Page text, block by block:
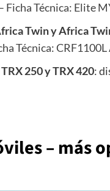
Ficha Técnica: Elite
Twin y Africa
Técnica:
250 y TRX 420:
– más